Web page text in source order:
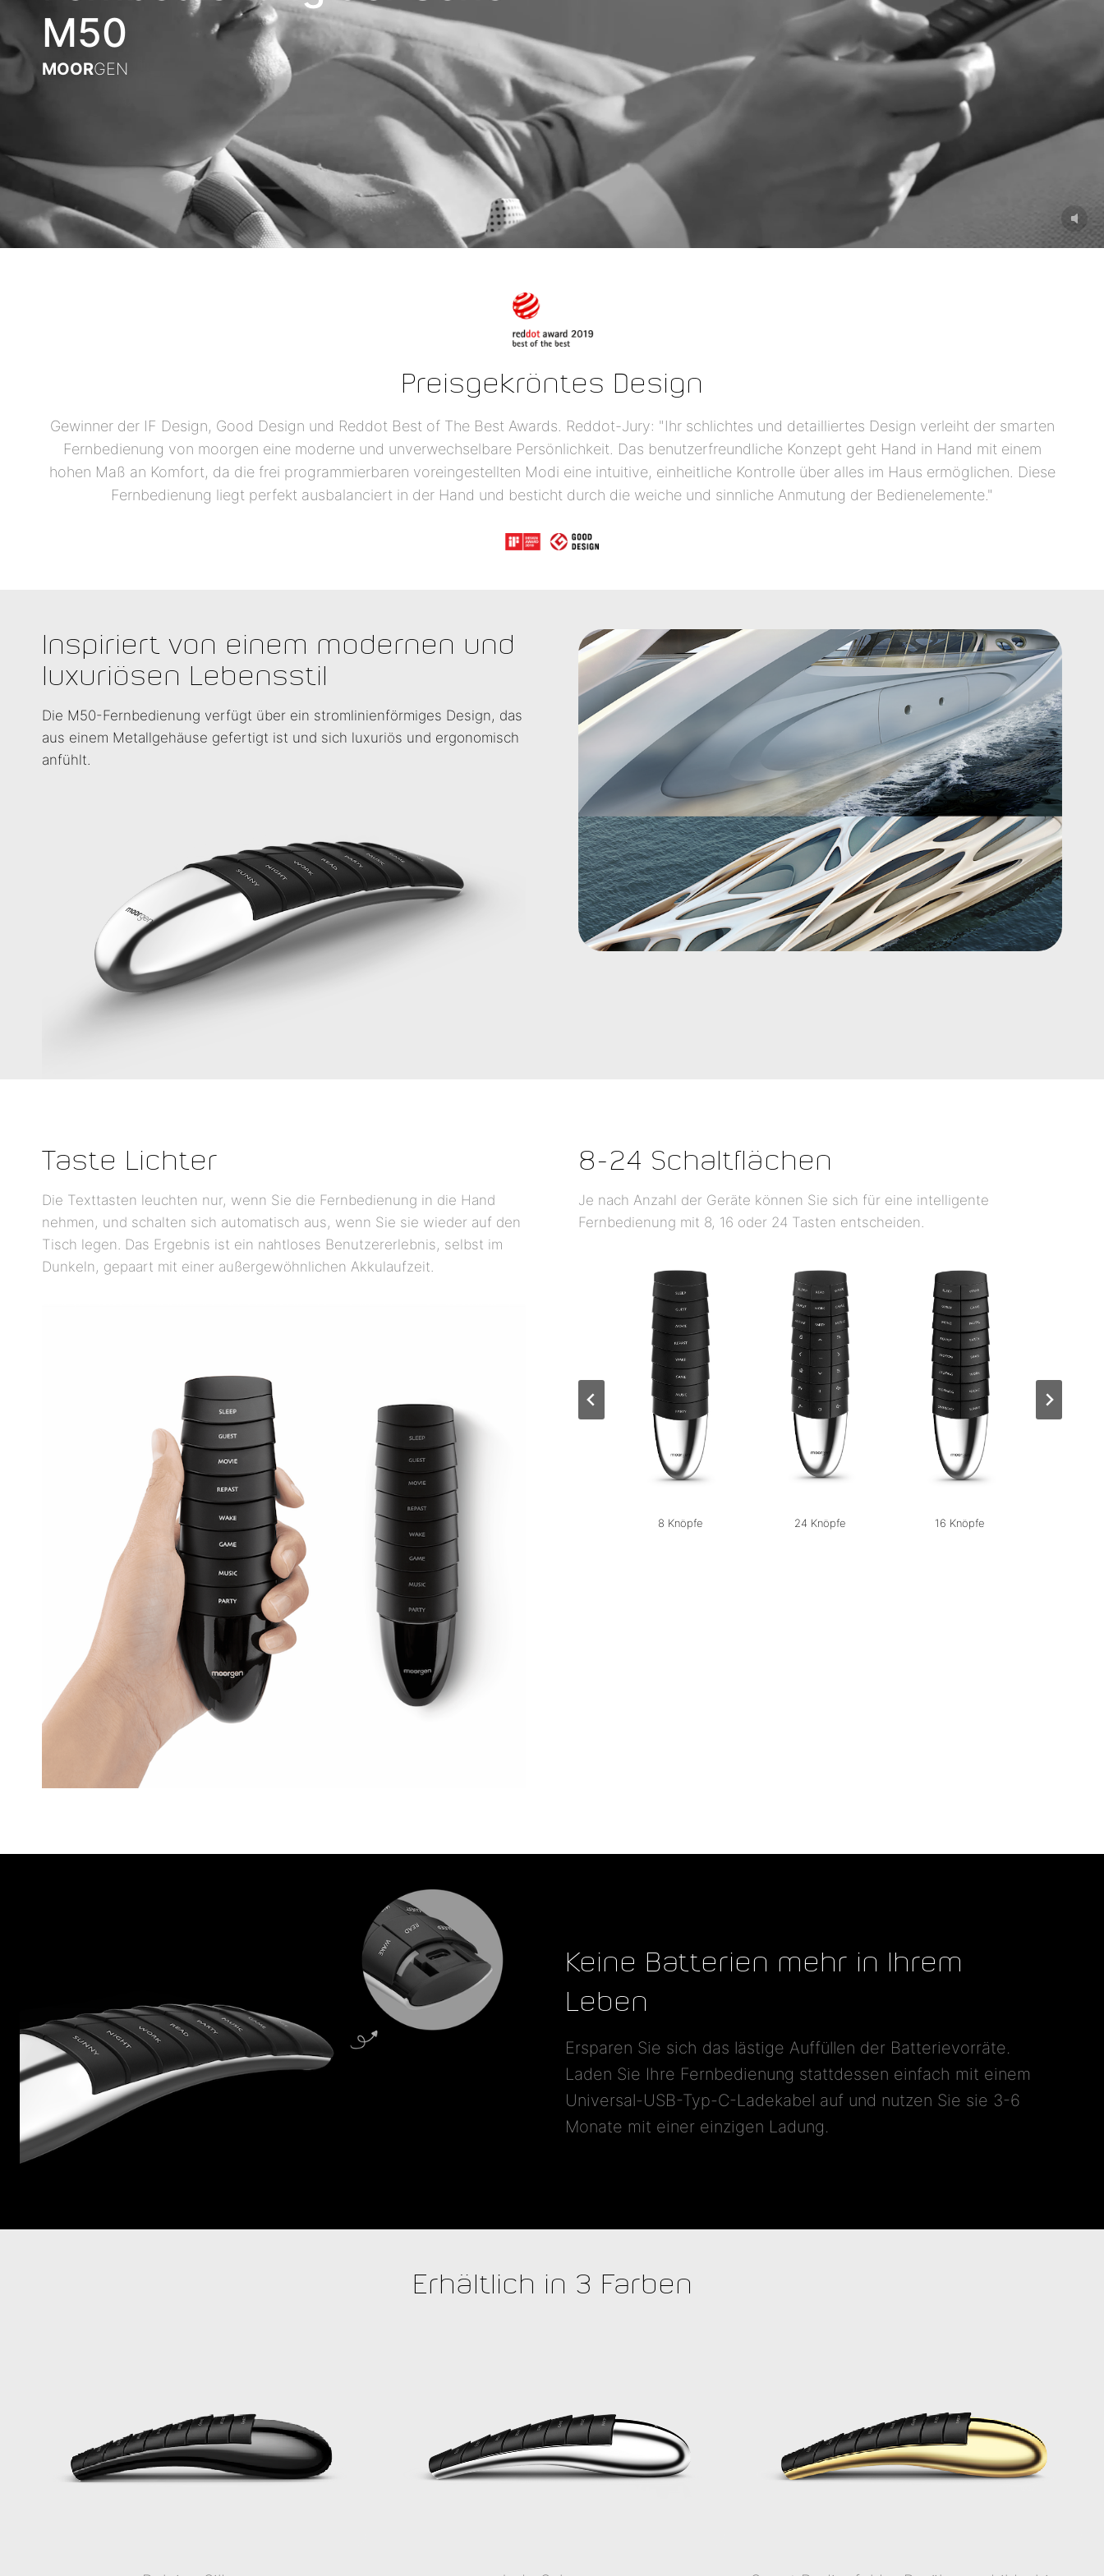
M50
MOORGEN
Preisgekröntes Design
Gewinner der IF Design, Good Design und Reddot Best of The Best Awards. Reddot-Jury: "Ihr schlichtes und detailliertes Design verleiht der smarten
Fernbedienung von moorgen eine moderne und unverwechselbare Persönlichkeit. Das benutzerfreundliche Konzept geht Hand in Hand mit einem
hohen Maß an Komfort, da die frei programmierbaren voreingestellten Modi eine intuitive, einheitliche Kontrolle über alles im Haus ermöglichen. Diese
Fernbedienung liegt perfekt ausbalanciert in der Hand und besticht durch die weiche und sinnliche Anmutung der Bedienelemente."
Inspiriert von einem modernen und
luxuriösen Lebensstil
Die M50-Fernbedienung verfügt über ein stromlinienförmiges Design, das
aus einem Metallgehäuse gefertigt ist und sich luxuriös und ergonomisch
anfühlt.
Taste Lichter
Die Texttasten leuchten nur, wenn Sie die Fernbedienung in die Hand
nehmen, und schalten sich automatisch aus, wenn Sie sie wieder auf den
Tisch legen. Das Ergebnis ist ein nahtloses Benutzererlebnis, selbst im
Dunkeln, gepaart mit einer außergewöhnlichen Akkulaufzeit.
8-24 Schaltflächen
Je nach Anzahl der Geräte können Sie sich für eine intelligente
Fernbedienung mit 8, 16 oder 24 Tasten entscheiden.
24 Knöpfe 8 Knöpfe 24 Knöpfe 16 Knöpfe
Keine Batterien mehr in Ihrem
Leben
Ersparen Sie sich das lästige Auffüllen der Batterievorräte.
Laden Sie Ihre Fernbedienung stattdessen einfach mit einem
Universal-USB-Typ-C-Ladekabel auf und nutzen Sie sie 3-6
Monate mit einer einzigen Ladung.
Erhältlich in 3 Farben